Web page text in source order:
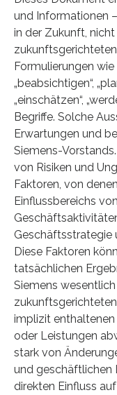
und Informationen
in der Zukunft, nicht
Formulierungen wie
„beabsichtigen“,
„einschätzen“,
Begriffe. Solche
Erwartungen und
Siemens-
von Risiken und
Faktoren, von
Einflussbereichs
Geschäftsstrategie
Diese Faktoren
tatsächlichen
Siemens
implizit enthaltenen
oder Leistungen
stark von
und geschäftlichen
direkten Einfluss